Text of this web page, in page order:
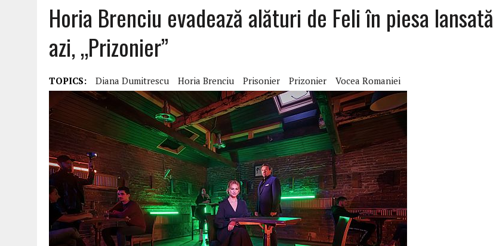
Horia Brenciu evadează alături de Feli în piesa lansată
azi, „Prizonier”
TOPICS: Diana Dumitrescu Horia Brenciu Prisonier Prizonier Vocea Romaniei